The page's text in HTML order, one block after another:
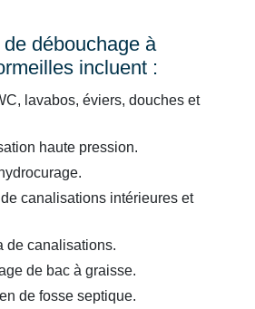
débouchage à
incluent :
lavabos, éviers, douches et
haute pression.
canalisations intérieures et
de canalisations.
de bac à graisse.
de fosse septique.